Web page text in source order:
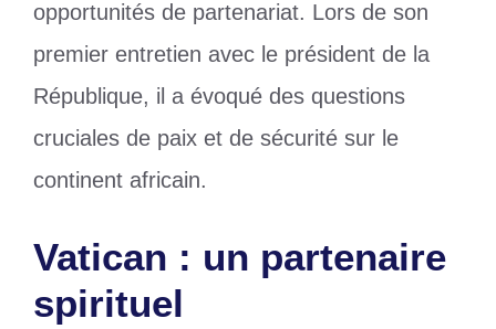
opportunités de partenariat. Lors de son
premier entretien avec le président de la
République, il a évoqué des questions
cruciales de paix et de sécurité sur le
continent africain.
Vatican : un partenaire
spirituel